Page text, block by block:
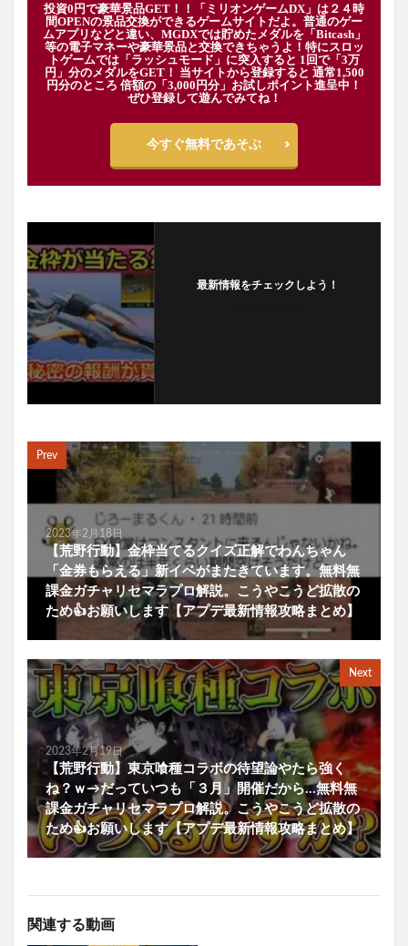
投資0円で豪華景品GET！！「ミリオンゲームDX」は２４時
間OPENの景品交換ができるゲームサイトだよ。普通のゲー
ムアプリなどと違い、MGDXでは貯めたメダルを「Bitcash」
等の電子マネーや豪華景品と交換できちゃうよ！特にスロッ
トゲームでは「ラッシュモード」に突入すると 1回で「3万
円」分のメダルをGET！ 当サイトから登録すると 通常1,500
円分のところ 倍額の「3,000円分」お試しポイント進呈中！
ぜひ登録して遊んでみてね！
今すぐ無料であそぶ
最新情報をチェックしよう！
Prev
2023年2月18日
【荒野行動】金枠当てるクイズ正解でわんちゃん
「金券もらえる」新イベがまたきています。無料無
課金ガチャリセマラプロ解説。こうやこうど拡散の
ため👍お願いします【アプデ最新情報攻略まとめ】
Next
2023年2月19日
【荒野行動】東京喰種コラボの待望論やたら強く
ね？ｗ→だっていつも「３月」開催だから…無料無
課金ガチャリセマラプロ解説。こうやこうど拡散の
ため👍お願いします【アプデ最新情報攻略まとめ】
関連する動画